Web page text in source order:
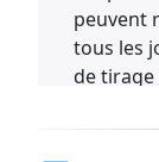
peuvent
tous les
de tirage
coupon